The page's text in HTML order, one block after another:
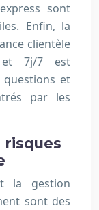
sont
Enfin, la
clientèle
et 7j/7 est
questions et
par les
risques
la gestion
sont des